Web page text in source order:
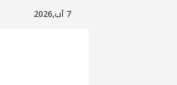
7 آب,2026